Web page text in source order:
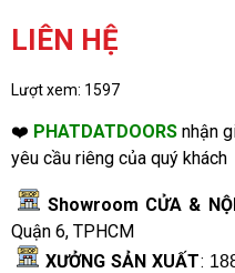
LIÊN HỆ
Lượt xem: 1597
❤️ PHATDATDOORS nhận
yêu cầu riêng của quý khách
Showroom CỬA &
Quận 6, TPHCM
XƯỞNG SẢN XUẤT: